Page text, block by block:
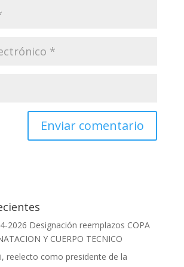
2026 Designación reemplazos COPA
Y CUERPO TECNICO
reelecto como presidente de la